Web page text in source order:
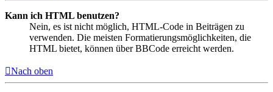
Kann ich HTML benutzen?
Nein, es ist nicht möglich, HTML-Code in Beiträgen zu
verwenden. Die meisten Formatierungsmöglichkeiten, die
HTML bietet, können über BBCode erreicht werden.
Nach oben